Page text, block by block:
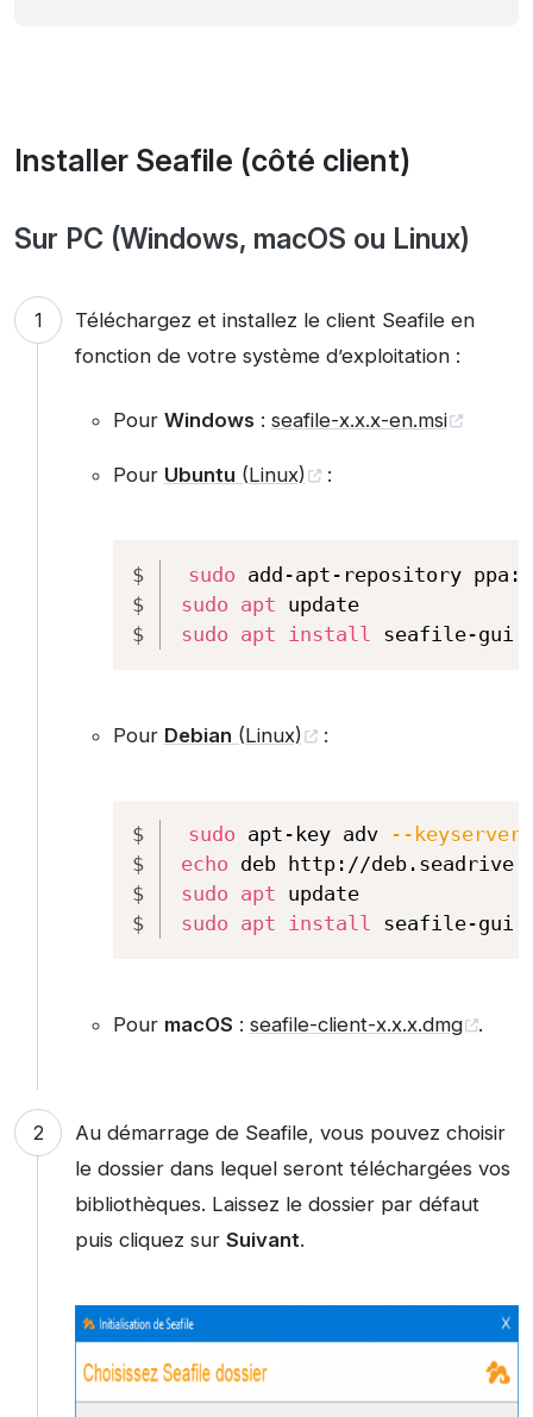
Installer Seafile (côté client)
Sur PC (Windows, macOS ou Linux)
Téléchargez et installez le client Seafile en
fonction de votre système d’exploitation :
Pour Windows: seafile-x.x.x-en.msi
Pour Ubuntu (Linux) :
sudo add-apt-repository
sudo apt update
sudo apt install seafile-gui
Pour Debian (Linux) :
sudo apt-key adv --keyserver
echo deb http://
sudo apt update
sudo apt install seafile-gui
Pour macOS : seafile-client-x.x.x.dmg .
Au démarrage de Seafile, vous pouvez choisir
le dossier dans lequel seront téléchargées vos
bibliothèques. Laissez le dossier par défaut
puis cliquez sur Suivant.